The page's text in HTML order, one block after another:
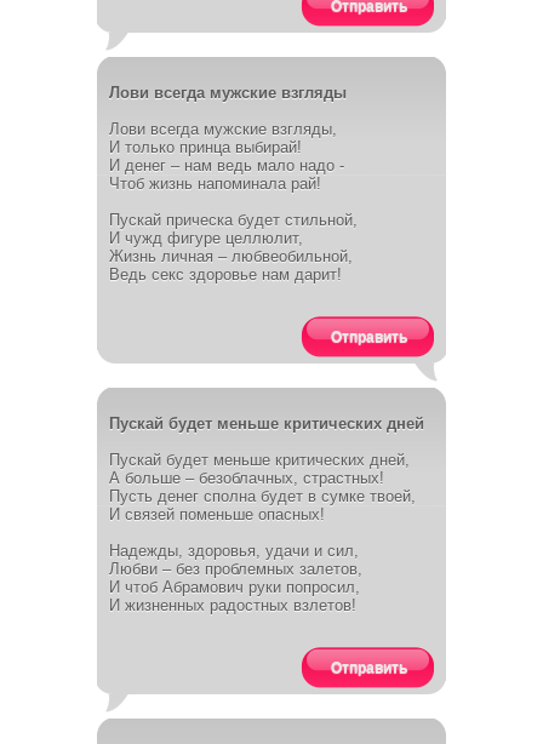
Отправить
Лови всегда мужские взгляды
Лови всегда мужские взгляды,
И только принца выбирай!
И денег – нам ведь мало надо -
Чтоб жизнь напоминала рай!
Пускай прическа будет стильной,
И чужд фигуре целлюлит,
Жизнь личная – любвеобильной,
Ведь секс здоровье нам дарит!
Отправить
Пускай будет меньше критических дней
Пускай будет меньше критических дней,
А больше – безоблачных, страстных!
Пусть денег сполна будет в сумке твоей,
И связей поменьше опасных!
Надежды, здоровья, удачи и сил,
Любви – без проблемных залетов,
И чтоб Абрамович руки попросил,
И жизненных радостных взлетов!
Отправить